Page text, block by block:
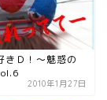
きＤ！〜魅惑の
2010年1月27日